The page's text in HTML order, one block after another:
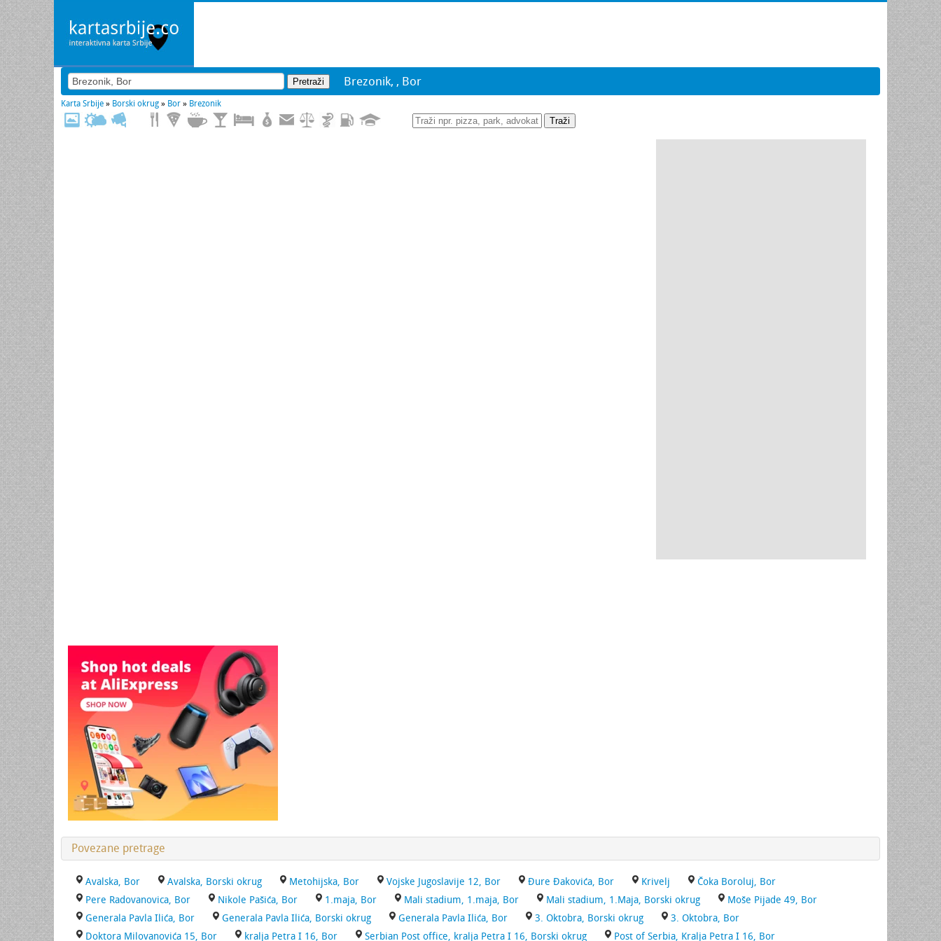
Brezonik, , Bor
Karta Srbije » Borski okrug » Bor » Brezonik
Traži
Povezane pretrage
Avalska, Bor Avalska, Borski okrug Metohijska, Bor Vojske Jugoslavije 12, Bor Đure Đakovića, Bor Krivelj
Čoka Boroluj, Bor
Pere Radovanovica, Bor
Nikole Pašića, Bor 1.maja, Bor Mali stadium, 1.maja, Bor Mali stadium, 1.Maja, Borski okrug
Moše Pijade 49, Bor
Generala Pavla Ilića, Bor
Generala Pavla Ilića, Borski okrug Generala Pavla Ilića, Bor 3. Oktobra, Borski okrug
3. Oktobra, Bor
Doktora Milovanovića 15, Bor
kralja Petra I 16, Bor Serbian Post office, kralja Petra I 16, Borski okrug Post of Serbia, Kralja Petra I 16, Bor